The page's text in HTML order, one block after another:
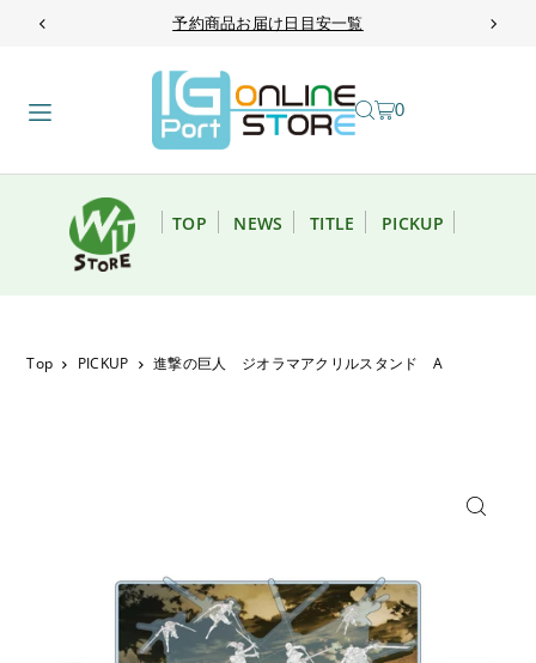
TRANSLATION MISSING: JA.ACCESSIBILITY.SKIP_TO_TEXT
予約商品お届け日目安一覧
0
TOP NEWS TITLE PICKUP
Top PICKUP 進撃の巨人 ジオラマアクリルスタンド A